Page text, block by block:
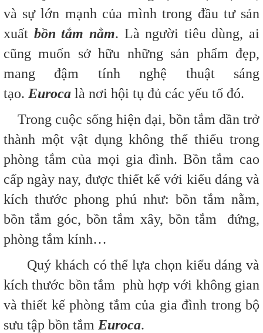
và sự lớn mạnh của mình trong đầu tư sản
xuất bồn tắm nằm. Là người tiêu dùng, ai
cũng muốn sở hữu những sản phẩm đẹp,
mang đậm tính nghệ thuật sáng
tạo. Euroca là nơi hội tụ đủ các yếu tố đó.
Trong cuộc sống hiện đại, bồn tắm dần trở
thành một vật dụng không thể thiếu trong
phòng tắm của mọi gia đình. Bồn tắm cao
cấp ngày nay, được thiết kế với kiểu dáng và
kích thước phong phú như: bồn tắm nằm,
bồn tắm góc, bồn tắm xây, bồn tắm đứng,
phòng tắm kính…
Quý khách có thể lựa chọn kiểu dáng và
kích thước bồn tắm phù hợp với không gian
và thiết kế phòng tắm của gia đình trong bộ
sưu tập bồn tắm Euroca.